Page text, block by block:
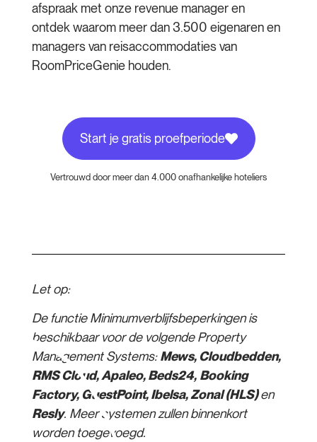
afspraak met onze revenue manager en
ontdek waarom meer dan 3.500 eigenaren en
managers van reisaccommodaties van
RoomPriceGenie houden.
Start je gratis proefperiode
Vertrouwd door meer dan 4.000 onafhankelijke hoteliers
Let op:
De functie Minimumverblijfsbeperkingen is
beschikbaar voor de volgende Property
Management Systems:Mews, Cloudbedden,
RMS Cloud, Apaleo, Beds24, Booking
Factory, GuestPoint, Ibelsa, Zonal (HLS)en
Resly. Meer systemen zullen binnenkort
worden toegevoegd.